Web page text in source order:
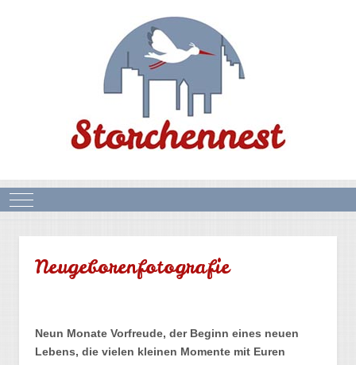
Mobile Menu Toggle
Neugeborenfotografie
Neun Monate Vorfreude, der Beginn eines neuen
Lebens, die vielen kleinen Momente mit Euren